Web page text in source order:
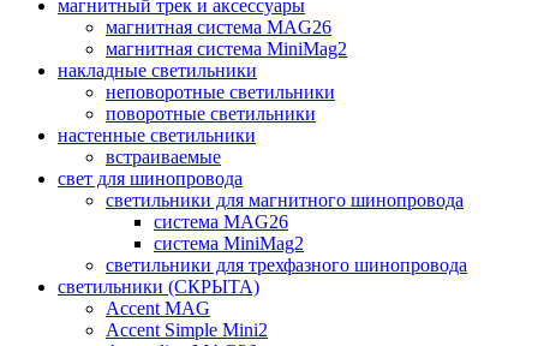
магнитный трек и аксессуары
магнитная система MAG26
магнитная система MiniMag2
накладные светильники
неповоротные светильники
поворотные светильники
настенные светильники
встраиваемые
свет для шинопровода
светильники для магнитного шинопровода
система MAG26
система MiniMag2
светильники для трехфазного шинопровода
светильники (СКРЫТА)
Accent MAG
Accent Simple Mini2